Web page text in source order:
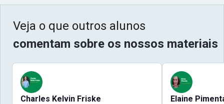
Veja o que outros alunos
comentam sobre os nossos materiais
Charles Kelvin Friske Elaine